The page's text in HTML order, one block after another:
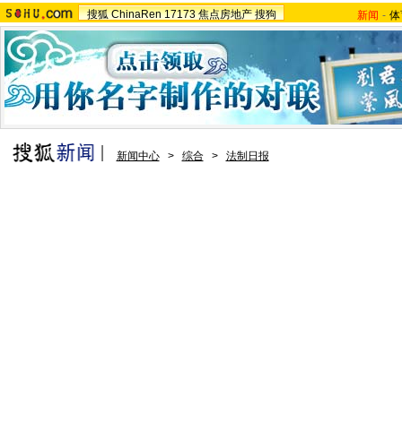
搜狐 ChinaRen 17173 焦点房地产 搜狗 新闻 -
新闻中心 > 综合 > 法制日报